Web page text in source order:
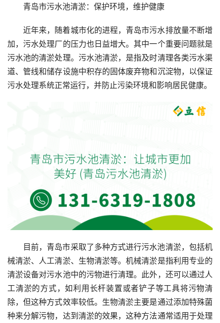
青岛市污水池清淤：保护环境，维护健康
近年来，随着城市化的进程，青岛市污水排放量不断增
加，污水处理厂的压力也日益增大。其中一个重要问题就是
污水池的清淤处理。污水池清淤，是指及时清理各类污水渠
道、管线和储存设施中积存的固体废弃物和沉淀物，以保证
污水处理系统正常运行，并防止污染环境和影响居民健康。
目前，青岛市采取了多种方式进行污水池清淤，包括机
械清淤、人工清淤、生物清淤等。机械清淤是指利用专业的
清淤设备对污水池中的污物进行清理。此外，还可以通过人
工清淤的方式，如利用长杆装置或者铲子等工具将污物清
除，但这种方式效率较低。生物清淤主要是通过添加特殊菌
种来分解污物，达到清淤的效果，这种方法通常适用于处理